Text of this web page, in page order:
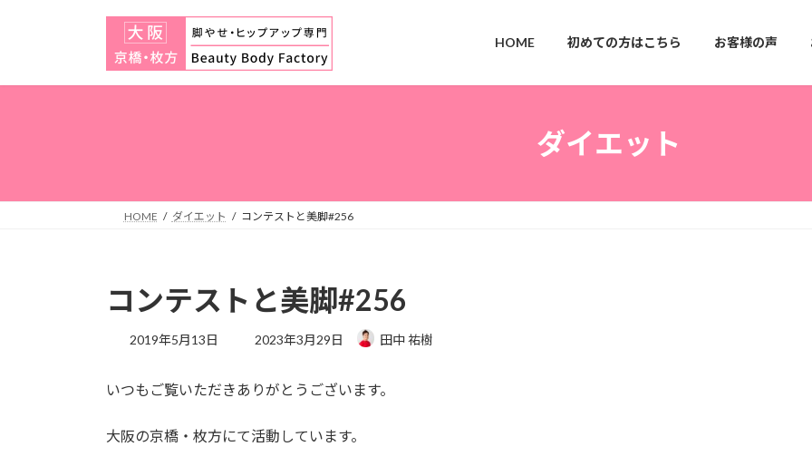
プ
動
HOME 初めての方はこちら お客様の声
ダイエット
HOME ダイエット コンテストと美脚#256
コンテストと美脚#256
2019年5月13日
最
新
時
:
2023年3月29日 田中 祐樹
いつもご覧いただきありがとうございます。
大阪の京橋・枚方にて活動しています。